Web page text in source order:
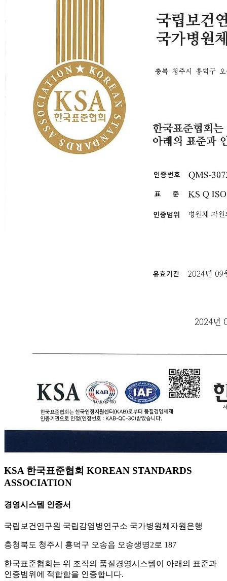
KSA 한국표준협회 KOREAN STANDARDS
ASSOCIATION
경영시스템 인증서
국립보건연구원 국립감염병연구소 국가병원체자원은행
충청북도 청주시 흥덕구 오송읍 오송생명2로 187
한국표준협회는 위 조직의 품질경영시스템이 아래의 표준과
인증범위에 적합함을 인증합니다.